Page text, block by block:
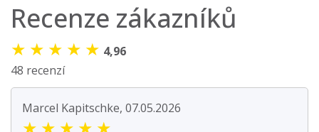
Recenze zákazníků
★ ★ ★ ★ ★ 4,96
48 recenzí
Marcel Kapitschke, 07.05.2026